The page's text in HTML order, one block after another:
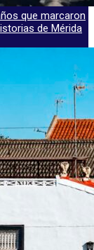
que marcaron
de Mérida